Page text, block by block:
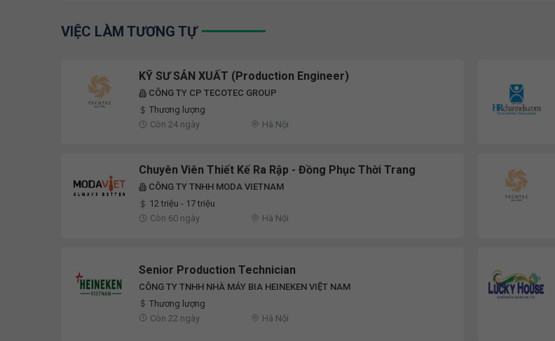
VIỆC LÀM TƯƠNG TỰ
KỸ SƯ SẢN XUẤT (Production Engineer)
CÔNG TY CP TECOTEC GROUP
Thương lượng
Còn 24 ngày
Hà Nội
Chuyên Viên Thiết Kế Ra Rập - Đồng Phục Thời Trang
CÔNG TY TNHH MODA VIETNAM
12 triệu - 17 triệu
Còn 60 ngày
Hà Nội
Senior Production Technician
CÔNG TY TNHH NHÀ MÁY BIA HEINEKEN VIỆT NAM
Thương lượng
Còn 22 ngày
Hà Nội